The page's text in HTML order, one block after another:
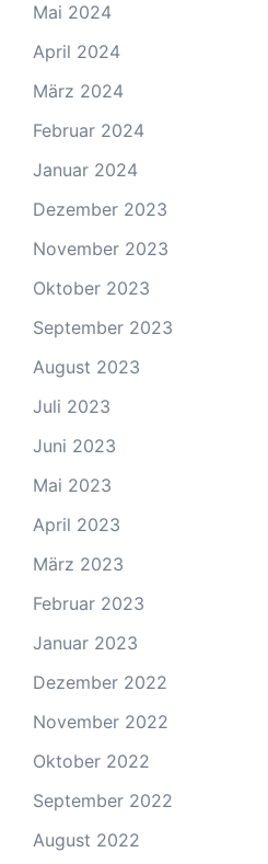
Mai 2024
April 2024
März 2024
Februar 2024
Januar 2024
Dezember 2023
November 2023
Oktober 2023
September 2023
August 2023
Juli 2023
Juni 2023
Mai 2023
April 2023
März 2023
Februar 2023
Januar 2023
Dezember 2022
November 2022
Oktober 2022
September 2022
August 2022